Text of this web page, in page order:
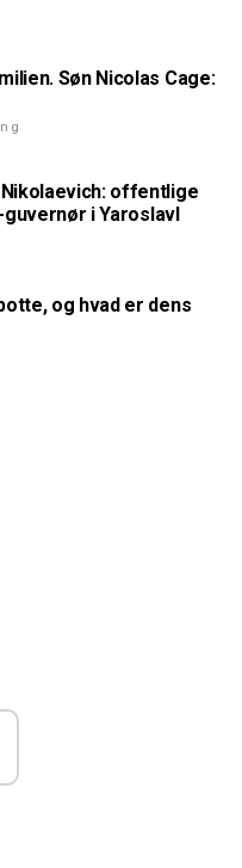
Søn Nicolas Cage:
offentlige
i Yaroslavl
og hvad er dens